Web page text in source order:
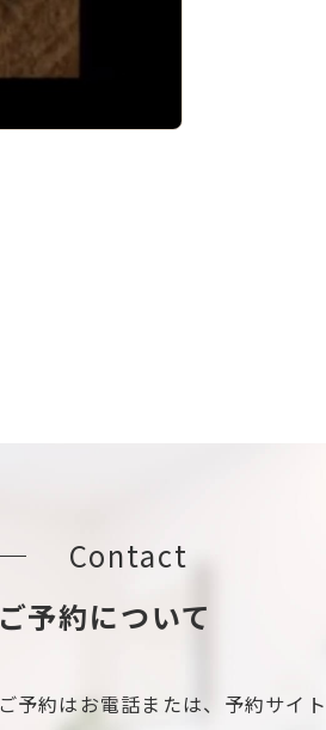
Contact
ご予約について
ご予約はお電話または、予約サイ